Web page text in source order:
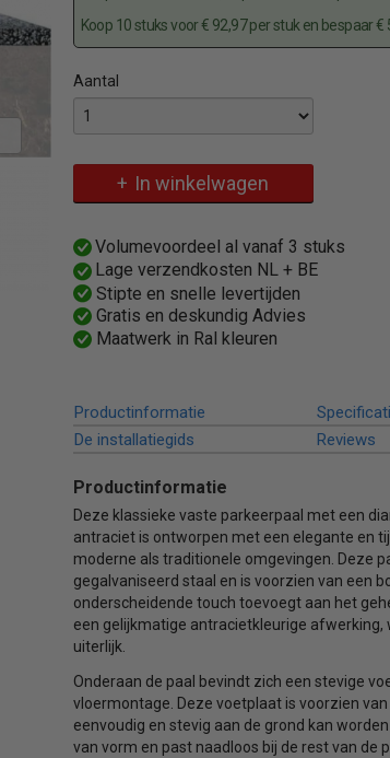
Koop 10 stuks voor € 92,97 per stuk en bespaar €
Aantal
In winkelwagen
Specificaties
EAN code
Productcode leverancier
Omschrijving
Volumevoordeel al vanaf 3 stuks
Lage verzendkosten NL + BE
Stipte en snelle levertijden
Gratis en deskundig Advies
Maatwerk in Ral kleuren
Productinformatie
De installatiegids
Reviews
Productinformatie
Deze klassieke vaste parkeerpaal met een
antraciet is ontworpen met een elegante en
moderne als traditionele omgevingen. Deze
gegalvaniseerd staal en is voorzien van een
onderscheidende touch toevoegt aan het
een gelijkmatige antracietkleurige
uiterlijk.
Onderaan de paal bevindt zich een stevige
vloermontage. Deze voetplaat is voorzien
eenvoudig en stevig aan de grond kan
van vorm en past naadloos bij de rest van de